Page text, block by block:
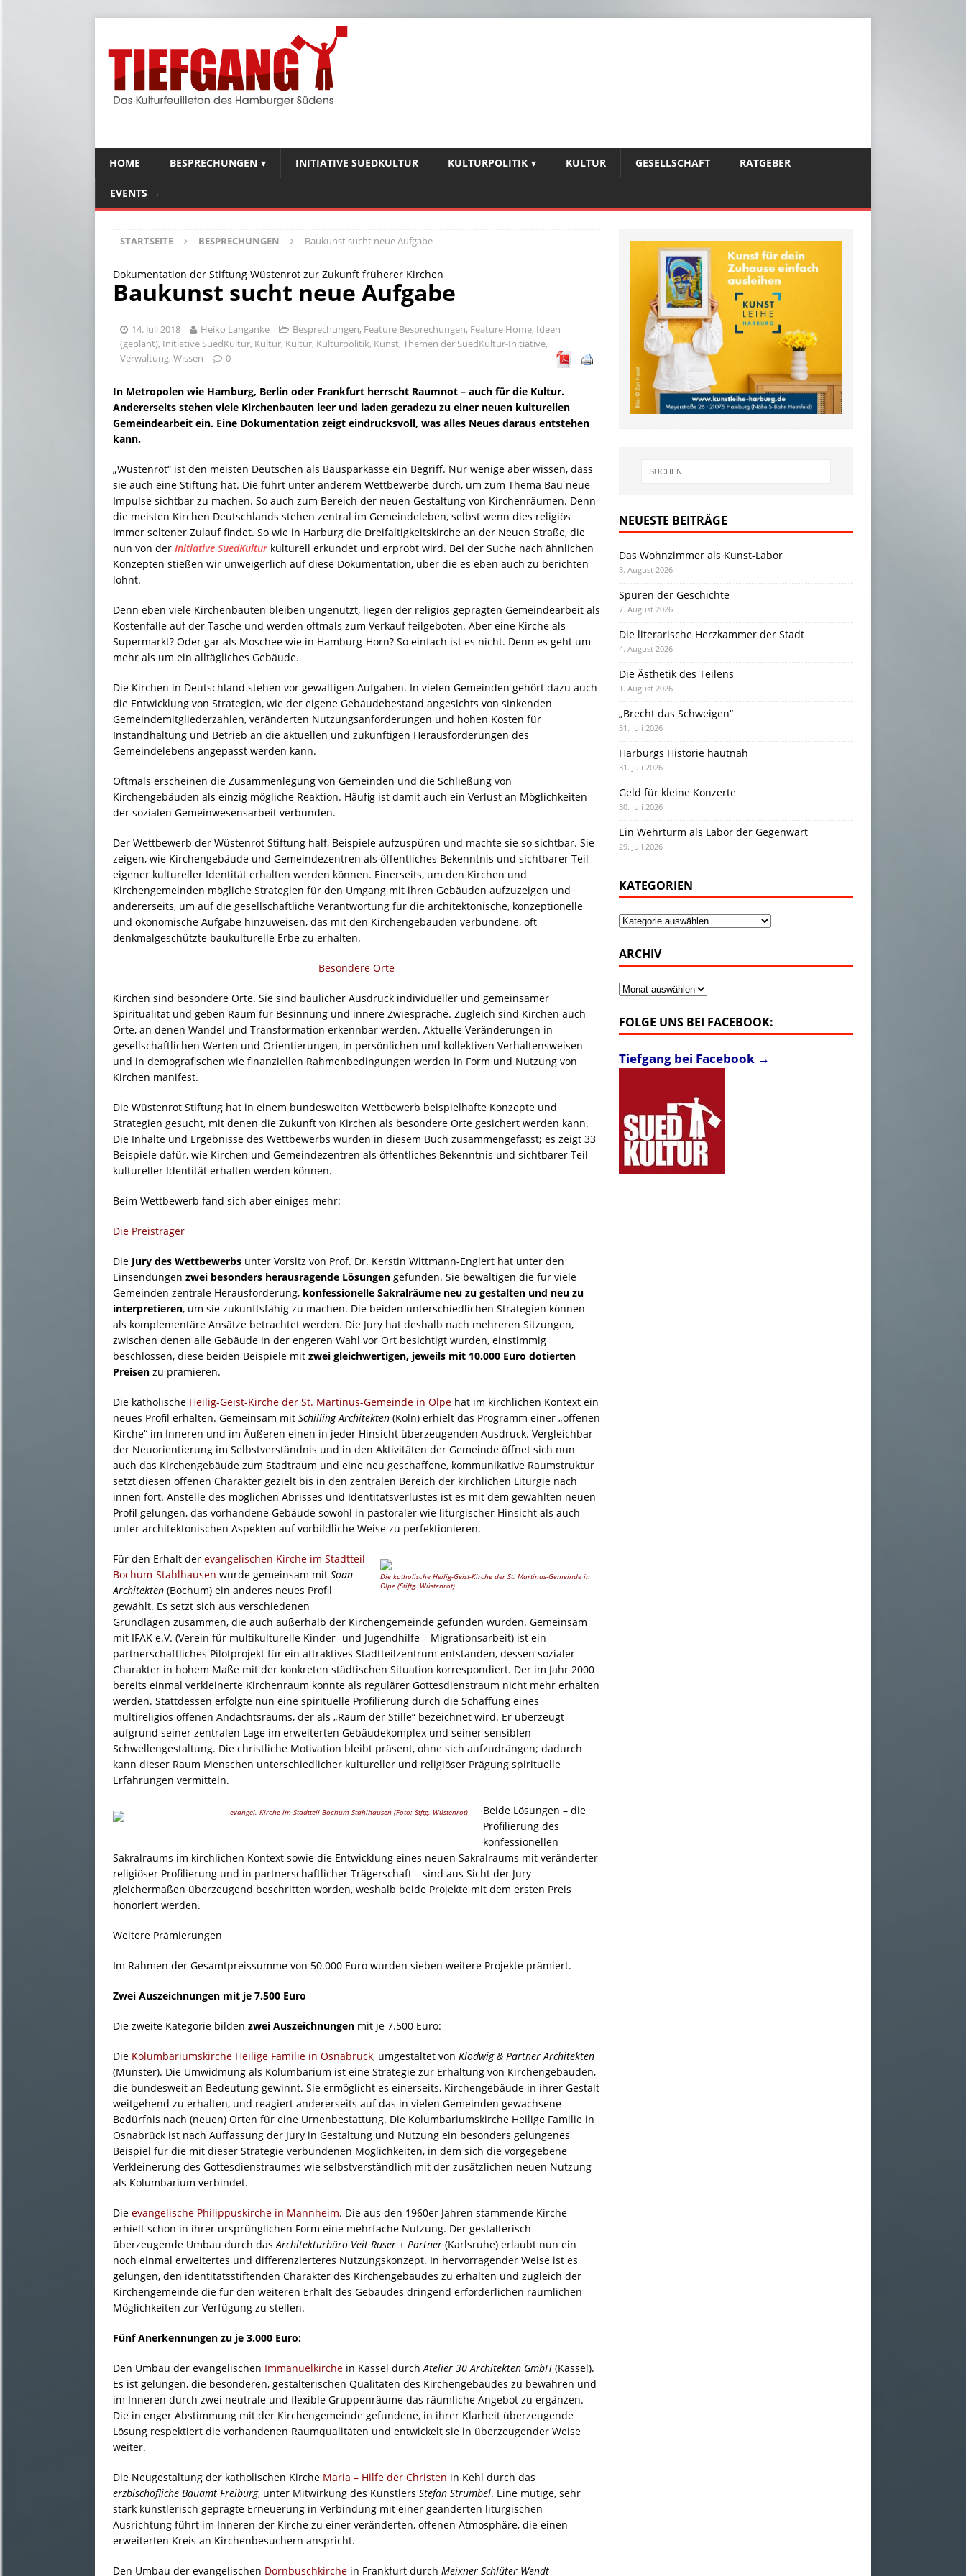
HOME BESPRECHUNGEN INITIATIVE SUEDKULTUR KULTURPOLITIK KULTUR GESELLSCHAFT RATGEBER
EVENTS →
STARTSEITE BESPRECHUNGEN Baukunst sucht neue Aufgabe
Dokumentation der Stiftung Wüstenrot zur Zukunft früherer Kirchen
Baukunst sucht neue Aufgabe
14. Juli 2018 Heiko Langanke Besprechungen, Feature Besprechungen, Feature Home, Ideen
(geplant), Initiative SuedKultur, Kultur, Kultur, Kulturpolitik, Kunst, Themen der SuedKultur-Initiative,
Verwaltung, Wissen 0
In Metropolen wie Hamburg, Berlin oder Frankfurt herrscht Raumnot – auch für die Kultur.
Andererseits stehen viele Kirchenbauten leer und laden geradezu zu einer neuen kulturellen
Gemeindearbeit ein. Eine Dokumentation zeigt eindrucksvoll, was alles Neues daraus entstehen
kann.
„Wüstenrot“ ist den meisten Deutschen als Bausparkasse ein Begriff. Nur wenige aber wissen, dass
sie auch eine Stiftung hat. Die führt unter anderem Wettbewerbe durch, um zum Thema Bau neue
Impulse sichtbar zu machen. So auch zum Bereich der neuen Gestaltung von Kirchenräumen. Denn
die meisten Kirchen Deutschlands stehen zentral im Gemeindeleben, selbst wenn dies religiös
immer seltener Zulauf findet. So wie in Harburg die Dreifaltigkeitskirche an der Neuen Straße, die
nun von der Initiative SuedKultur kulturell erkundet und erprobt wird. Bei der Suche nach ähnlichen
Konzepten stießen wir unweigerlich auf diese Dokumentation, über die es eben auch zu berichten
lohnt.
Denn eben viele Kirchenbauten bleiben ungenutzt, liegen der religiös geprägten Gemeindearbeit als
Kostenfalle auf der Tasche und werden oftmals zum Verkauf feilgeboten. Aber eine Kirche als
Supermarkt? Oder gar als Moschee wie in Hamburg-Horn? So einfach ist es nicht. Denn es geht um
mehr als um ein alltägliches Gebäude.
Die Kirchen in Deutschland stehen vor gewaltigen Aufgaben. In vielen Gemeinden gehört dazu auch
die Entwicklung von Strategien, wie der eigene Gebäudebestand angesichts von sinkenden
Gemeindemitgliederzahlen, veränderten Nutzungsanforderungen und hohen Kosten für
Instandhaltung und Betrieb an die aktuellen und zukünftigen Herausforderungen des
Gemeindelebens angepasst werden kann.
Oftmals erscheinen die Zusammenlegung von Gemeinden und die Schließung von
Kirchengebäuden als einzig mögliche Reaktion. Häufig ist damit auch ein Verlust an Möglichkeiten
der sozialen Gemeinwesensarbeit verbunden.
Der Wettbewerb der Wüstenrot Stiftung half, Beispiele aufzuspüren und machte sie so sichtbar. Sie
zeigen, wie Kirchengebäude und Gemeindezentren als öffentliches Bekenntnis und sichtbarer Teil
eigener kultureller Identität erhalten werden können. Einerseits, um den Kirchen und
Kirchengemeinden mögliche Strategien für den Umgang mit ihren Gebäuden aufzuzeigen und
andererseits, um auf die gesellschaftliche Verantwortung für die architektonische, konzeptionelle
und ökonomische Aufgabe hinzuweisen, das mit den Kirchengebäuden verbundene, oft
denkmalgeschützte baukulturelle Erbe zu erhalten.
Besondere Orte
Kirchen sind besondere Orte. Sie sind baulicher Ausdruck individueller und gemeinsamer
Spiritualität und geben Raum für Besinnung und innere Zwiesprache. Zugleich sind Kirchen auch
Orte, an denen Wandel und Transformation erkennbar werden. Aktuelle Veränderungen in
gesellschaftlichen Werten und Orientierungen, in persönlichen und kollektiven Verhaltensweisen
und in demografischen wie finanziellen Rahmenbedingungen werden in Form und Nutzung von
Kirchen manifest.
Die Wüstenrot Stiftung hat in einem bundesweiten Wettbewerb beispielhafte Konzepte und
Strategien gesucht, mit denen die Zukunft von Kirchen als besondere Orte gesichert werden kann.
Die Inhalte und Ergebnisse des Wettbewerbs wurden in diesem Buch zusammengefasst; es zeigt 33
Beispiele dafür, wie Kirchen und Gemeindezentren als öffentliches Bekenntnis und sichtbarer Teil
kultureller Identität erhalten werden können.
Beim Wettbewerb fand sich aber einiges mehr:
Die Preisträger
Die Jury des Wettbewerbs unter Vorsitz von Prof. Dr. Kerstin Wittmann-Englert hat unter den
Einsendungen zwei besonders herausragende Lösungen gefunden. Sie bewältigen die für viele
Gemeinden zentrale Herausforderung, konfessionelle Sakralräume neu zu gestalten und neu zu
interpretieren, um sie zukunftsfähig zu machen. Die beiden unterschiedlichen Strategien können
als komplementäre Ansätze betrachtet werden. Die Jury hat deshalb nach mehreren Sitzungen,
zwischen denen alle Gebäude in der engeren Wahl vor Ort besichtigt wurden, einstimmig
beschlossen, diese beiden Beispiele mit zwei gleichwertigen, jeweils mit 10.000 Euro dotierten
Preisen zu prämieren.
Die katholische Heilig-Geist-Kirche der St. Martinus-Gemeinde in Olpe hat im kirchlichen Kontext ein
neues Profil erhalten. Gemeinsam mit Schilling Architekten (Köln) erhielt das Programm einer „offenen
Kirche“ im Inneren und im Äußeren einen in jeder Hinsicht überzeugenden Ausdruck. Vergleichbar
der Neuorientierung im Selbstverständnis und in den Aktivitäten der Gemeinde öffnet sich nun
auch das Kirchengebäude zum Stadtraum und eine neu geschaffene, kommunikative Raumstruktur
setzt diesen offenen Charakter gezielt bis in den zentralen Bereich der kirchlichen Liturgie nach
innen fort. Anstelle des möglichen Abrisses und Identitätsverlustes ist es mit dem gewählten neuen
Profil gelungen, das vorhandene Gebäude sowohl in pastoraler wie liturgischer Hinsicht als auch
unter architektonischen Aspekten auf vorbildliche Weise zu perfektionieren.
Die katholische Heilig-Geist-Kirche der St. Martinus-Gemeinde in
Olpe (Stiftg. Wüstenrot)
Für den Erhalt der evangelischen Kirche im Stadtteil
Bochum-Stahlhausen wurde gemeinsam mit Soan
Architekten (Bochum) ein anderes neues Profil
gewählt. Es setzt sich aus verschiedenen
Grundlagen zusammen, die auch außerhalb der Kirchengemeinde gefunden wurden. Gemeinsam
mit IFAK e.V. (Verein für multikulturelle Kinder- und Jugendhilfe – Migrationsarbeit) ist ein
partnerschaftliches Pilotprojekt für ein attraktives Stadtteilzentrum entstanden, dessen sozialer
Charakter in hohem Maße mit der konkreten städtischen Situation korrespondiert. Der im Jahr 2000
bereits einmal verkleinerte Kirchenraum konnte als regulärer Gottesdienstraum nicht mehr erhalten
werden. Stattdessen erfolgte nun eine spirituelle Profilierung durch die Schaffung eines
multireligiös offenen Andachtsraums, der als „Raum der Stille“ bezeichnet wird. Er überzeugt
aufgrund seiner zentralen Lage im erweiterten Gebäudekomplex und seiner sensiblen
Schwellengestaltung. Die christliche Motivation bleibt präsent, ohne sich aufzudrängen; dadurch
kann dieser Raum Menschen unterschiedlicher kultureller und religiöser Prägung spirituelle
Erfahrungen vermitteln.
evangel. Kirche im Stadtteil Bochum-Stahlhausen (Foto: Stftg. Wüstenrot)
Beide Lösungen – die
Profilierung des
konfessionellen
Sakralraums im kirchlichen Kontext sowie die Entwicklung eines neuen Sakralraums mit veränderter
religiöser Profilierung und in partnerschaftlicher Trägerschaft – sind aus Sicht der Jury
gleichermaßen überzeugend beschritten worden, weshalb beide Projekte mit dem ersten Preis
honoriert werden.
Weitere Prämierungen
Im Rahmen der Gesamtpreissumme von 50.000 Euro wurden sieben weitere Projekte prämiert.
Zwei Auszeichnungen mit je 7.500 Euro
Die zweite Kategorie bilden zwei Auszeichnungen mit je 7.500 Euro:
Die Kolumbariumskirche Heilige Familie in Osnabrück, umgestaltet von Klodwig & Partner Architekten
(Münster). Die Umwidmung als Kolumbarium ist eine Strategie zur Erhaltung von Kirchengebäuden,
die bundesweit an Bedeutung gewinnt. Sie ermöglicht es einerseits, Kirchengebäude in ihrer Gestalt
weitgehend zu erhalten, und reagiert andererseits auf das in vielen Gemeinden gewachsene
Bedürfnis nach (neuen) Orten für eine Urnenbestattung. Die Kolumbariumskirche Heilige Familie in
Osnabrück ist nach Auffassung der Jury in Gestaltung und Nutzung ein besonders gelungenes
Beispiel für die mit dieser Strategie verbundenen Möglichkeiten, in dem sich die vorgegebene
Verkleinerung des Gottesdienstraumes wie selbstverständlich mit der zusätzlichen neuen Nutzung
als Kolumbarium verbindet.
Die evangelische Philippuskirche in Mannheim. Die aus den 1960er Jahren stammende Kirche
erhielt schon in ihrer ursprünglichen Form eine mehrfache Nutzung. Der gestalterisch
überzeugende Umbau durch dasArchitekturbüro Veit Ruser + Partner (Karlsruhe) erlaubt nun ein
noch einmal erweitertes und differenzierteres Nutzungskonzept. In hervorragender Weise ist es
gelungen, den identitätsstiftenden Charakter des Kirchengebäudes zu erhalten und zugleich der
Kirchengemeinde die für den weiteren Erhalt des Gebäudes dringend erforderlichen räumlichen
Möglichkeiten zur Verfügung zu stellen.
Fünf Anerkennungen zu je 3.000 Euro:
Den Umbau der evangelischen Immanuelkirche in Kassel durchAtelier 30 Architekten GmbH (Kassel).
Es ist gelungen, die besonderen, gestalterischen Qualitäten des Kirchengebäudes zu bewahren und
im Inneren durch zwei neutrale und flexible Gruppenräume das räumliche Angebot zu ergänzen.
Die in enger Abstimmung mit der Kirchengemeinde gefundene, in ihrer Klarheit überzeugende
Lösung respektiert die vorhandenen Raumqualitäten und entwickelt sie in überzeugender Weise
weiter.
Die Neugestaltung der katholischen Kirche Maria – Hilfe der Christen in Kehl durch das
erzbischöfliche Bauamt Freiburg, unter Mitwirkung des Künstlers Stefan Strumbel. Eine mutige, sehr
stark künstlerisch geprägte Erneuerung in Verbindung mit einer geänderten liturgischen
Ausrichtung führt im Inneren der Kirche zu einer veränderten, offenen Atmosphäre, die einen
erweiterten Kreis an Kirchenbesuchern anspricht.
Den Umbau der evangelischen Dornbuschkirche in Frankfurt durch Meixner Schlüter Wendt
NEUESTE BEITRÄGE
Das Wohnzimmer als Kunst-Labor
8. August 2026
Spuren der Geschichte
7. August 2026
Die literarische Herzkammer der Stadt
4. August 2026
Die Ästhetik des Teilens
1. August 2026
„Brecht das Schweigen“
31. Juli 2026
Harburgs Historie hautnah
31. Juli 2026
Geld für kleine Konzerte
30. Juli 2026
Ein Wehrturm als Labor der Gegenwart
29. Juli 2026
KATEGORIEN
Kategorien
ARCHIV
Archiv
FOLGE UNS BEI FACEBOOK:
Tiefgang bei Facebook →